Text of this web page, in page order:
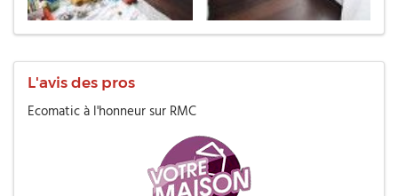
L'avis des pros
Ecomatic à l'honneur sur RMC